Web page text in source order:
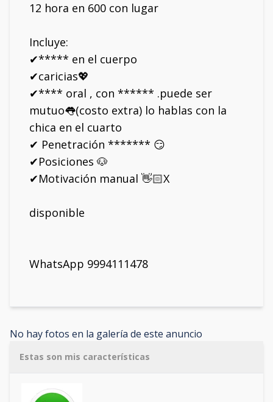
12 hora en 600 con lugar
Incluye:
✔***** en el cuerpo
✔caricias💖
✔**** oral , con ****** .puede ser
mutuo👅(costo extra) lo hablas con la
chica en el cuarto
✔ Penetración ******* 😏
✔Posiciones 🐶
✔Motivación manual 👋🏻X
disponible
WhatsApp 9994111478
No hay fotos en la galería de este anuncio
Estas son mis características